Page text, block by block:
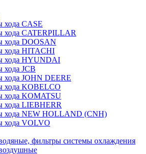
хода CASE
хода CATERPILLAR
хода DOOSAN
хода HITACHI
хода HYUNDAI
хода JCB
хода JOHN DEERE
хода KOBELCO
хода KOMATSU
хода LIEBHERR
хода NEW HOLLAND (CNH)
хода VOLVO
фильтры системы охлаждения